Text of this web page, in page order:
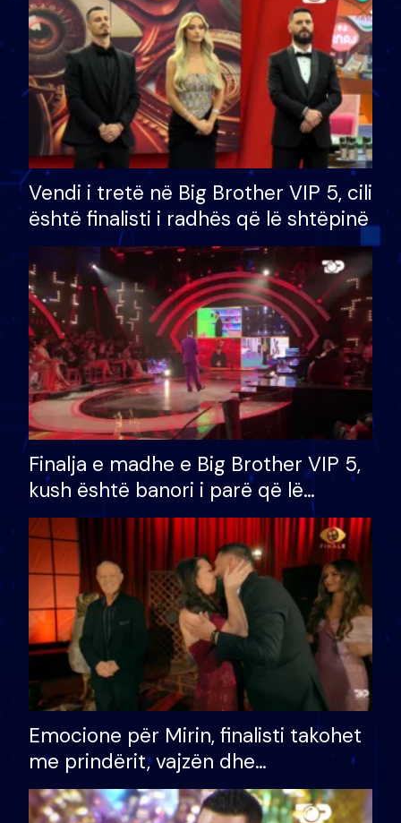
Vendi i tretë në Big Brother VIP 5, cili
është finalisti i radhës që lë shtëpinë
Finalja e madhe e Big Brother VIP 5,
kush është banori i parë që lë
shtëpinë dhe humb mundësinë për
të fituar çmimin e madh
Emocione për Mirin, finalisti takohet
me prindërit, vajzën dhe
bashkëshorten: S’kemi ndonjë letër
divorci apo jo?